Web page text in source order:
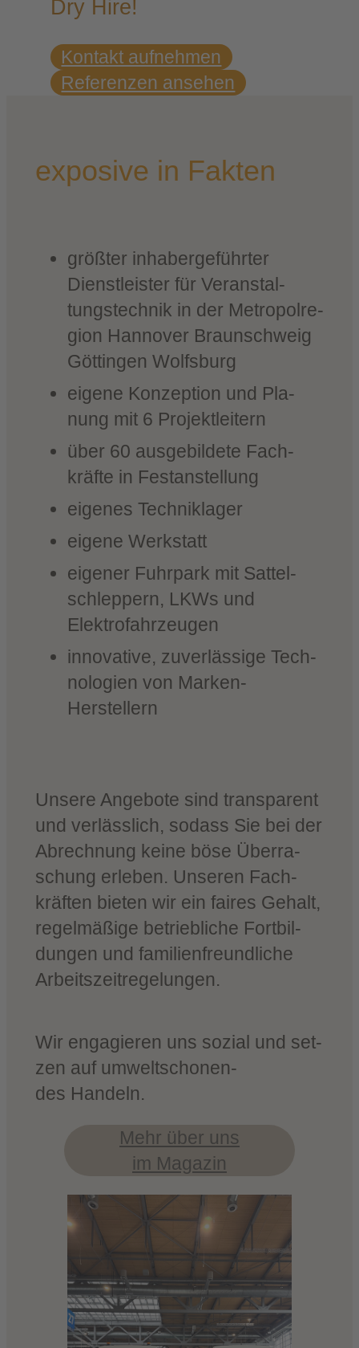
Dry Hire!
Kon­takt aufnehmen
Refe­ren­zen ansehen
expo­si­ve in Fakten
größ­ter inha­ber­ge­führ­ter
Dienst­leis­ter für Ver­an­stal­
tungs­tech­nik in der Metro­pol­re­
gi­on Han­no­ver Braun­schweig
Göt­tin­gen Wolfsburg
eige­ne Kon­zep­ti­on und Pla­
nung mit 6 Projektleitern
über 60 aus­ge­bil­de­te Fach­
kräf­te in Festanstellung
eige­nes Techniklager
eige­ne Werkstatt
eige­ner Fuhr­park mit Sat­tel­
schlep­pern, LKWs und
Elektrofahrzeugen
inno­va­ti­ve, zuver­läs­si­ge Tech­
no­lo­gien von Marken-
Herstellern
Unse­re Ange­bo­te sind trans­pa­rent
und ver­läss­lich, sodass Sie bei der
Abrech­nung kei­ne böse Über­ra­
schung erle­ben. Unse­ren Fach­
kräf­ten bie­ten wir ein fai­res Gehalt,
regel­mä­ßi­ge betrieb­li­che Fort­bil­
dun­gen und fami­li­en­freund­li­che
Arbeitszeitregelungen.
Wir enga­gie­ren uns sozi­al und set­
zen auf umwelt­scho­nen­
des Handeln.
Mehr über uns
im Magazin